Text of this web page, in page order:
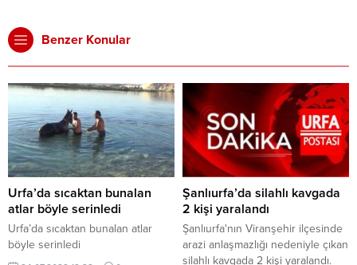
Benzer Konular
Urfa’da sıcaktan bunalan
atlar böyle serinledi
Urfa’da sıcaktan bunalan atlar
böyle serinledi
Şanlıurfa’da silahlı kavgada
2 kişi yaralandı
Şanlıurfa'nın Viranşehir ilçesinde
arazi anlaşmazlığı nedeniyle çıkan
silahlı kavgada 2 kişi yaralandı.